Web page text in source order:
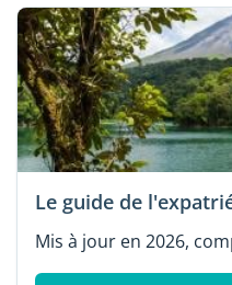
Le guide de
Mis à jour en 2026,